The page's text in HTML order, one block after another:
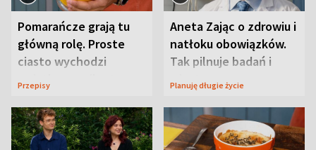
Pomarańcze grają tu
główną rolę. Proste
ciasto wychodzi
wyjątkowo wilgotne
Przepisy
Aneta Zając o zdrowiu i
natłoku obowiązków.
Tak pilnuje badań i
wizyt
Planuję długie życie